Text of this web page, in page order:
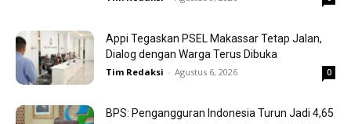
Appi Tegaskan PSEL Makassar Tetap Jalan,
Dialog dengan Warga Terus Dibuka
Tim Redaksi - Agustus 6, 2026 0
BPS: Pengangguran Indonesia Turun Jadi 4,65